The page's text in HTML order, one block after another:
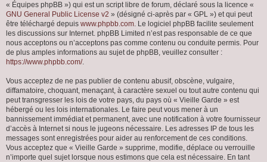
« Équipes phpBB ») qui est un script libre de forum, déclaré sous la licence «
GNU General Public License v2 » (désigné ci-après par « GPL ») et qui peut
être téléchargé depuis www.phpbb.com. Le logiciel phpBB facilite seulement
les discussions sur Internet. phpBB Limited n’est pas responsable de ce que
nous acceptons ou n’acceptons pas comme contenu ou conduite permis. Pour
de plus amples informations au sujet de phpBB, veuillez consulter :
https://www.phpbb.com/.
Vous acceptez de ne pas publier de contenu abusif, obscène, vulgaire,
diffamatoire, choquant, menaçant, à caractère sexuel ou tout autre contenu qui
peut transgresser les lois de votre pays, du pays où « Vieille Garde » est
hébergé ou les lois internationales. Le faire peut vous mener à un
bannissement immédiat et permanent, avec une notification à votre fournisseur
d’accès à Internet si nous le jugeons nécessaire. Les adresses IP de tous les
messages sont enregistrées pour aider au renforcement de ces conditions.
Vous acceptez que « Vieille Garde » supprime, modifie, déplace ou verrouille
n’importe quel sujet lorsque nous estimons que cela est nécessaire. En tant